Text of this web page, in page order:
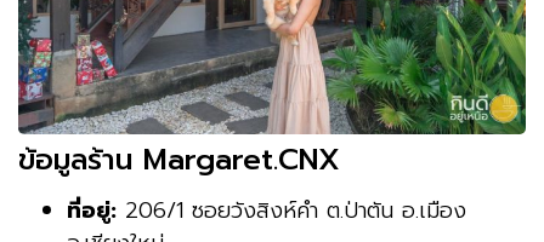
ข้อมูลร้าน Margaret.CNX
ที่อยู่: 206/1 ซอยวังสิงห์คำ ต.ป่าตัน อ.เมือง